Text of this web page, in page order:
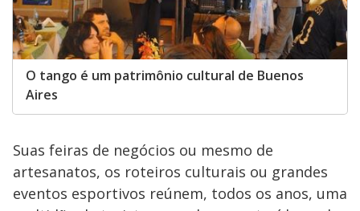
O tango é um patrimônio cultural de Buenos
Aires
Suas feiras de negócios ou mesmo de
artesanatos, os roteiros culturais ou grandes
eventos esportivos reúnem, todos os anos, uma